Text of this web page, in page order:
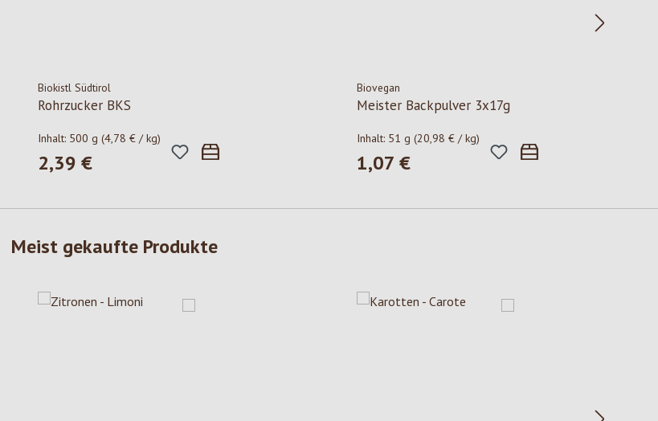
Biokistl Südtirol
Rohrzucker BKS
Inhalt: 500 g (4,78 € / kg)
Regulärer Preis:
2,39 €
Biovegan
Meister Backpulver 3x17g
Inhalt: 51 g (20,98 € / kg)
Regulärer Preis:
1,07 €
Meist gekaufte Produkte